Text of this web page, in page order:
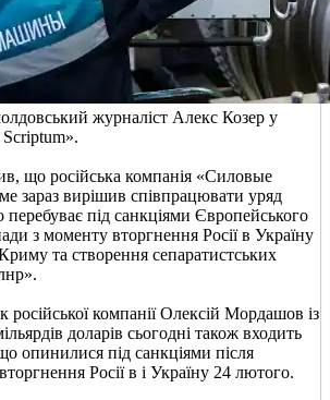
журналіст Алекс Козер у
Scriptum».
що російська компанія «Силовые
зараз вирішив співпрацювати уряд
під санкціями Європейського
з моменту вторгнення Росії в Україну
та створення сепаратистських
російської компанії Олексій Мордашов із
доларів сьогодні також входить
опинилися під санкціями після
Росії в і Україну 24 лютого.